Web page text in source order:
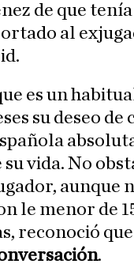
de que tenía
al
es un
su deseo
vida. No
aunque
le menor de
reconoció que
.